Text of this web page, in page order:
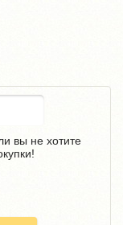
вы не хотите